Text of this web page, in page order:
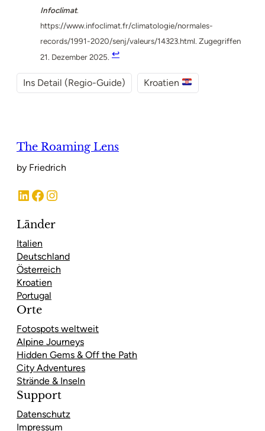
Infoclimat.
https://www.infoclimat.fr/climatologie/normales-
records/1991-2020/senj/valeurs/14323.html. Zugegriffen
21. Dezember 2025. ↩︎
Ins Detail (Regio-Guide) Kroatien
The Roaming Lens
by Friedrich
LinkedIn Facebook Instagram
Länder
Italien
Deutschland
Österreich
Kroatien
Portugal
Orte
Fotospots weltweit
Alpine Journeys
Hidden Gems & Off the Path
City Adventures
Strände & Inseln
Support
Datenschutz
Impressum